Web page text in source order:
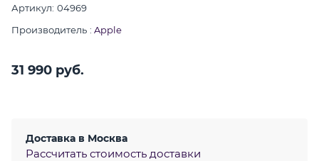
Артикул: 04969
Производитель : Apple
31 990 руб.
Доставка в Москва
Рассчитать стоимость доставки